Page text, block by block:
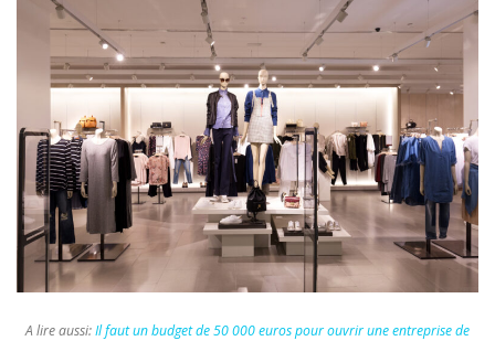
A lire aussi:Il faut un budget de 50 000 euros pour ouvrir une entreprise de